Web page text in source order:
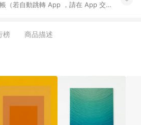
（若自動跳轉 App ，請在 App 交
方優惠，例如首購優惠，P coins，
款不在此限。 6. APP 請更新至
格。 9. LINE 購物站上之商品規格、
商品資訊頁及購物車不符，以
車標示為準。 10. 點數紅包使用規
。 11. 若於 LINE 購物前往 Pinkoi
榜 商品描述